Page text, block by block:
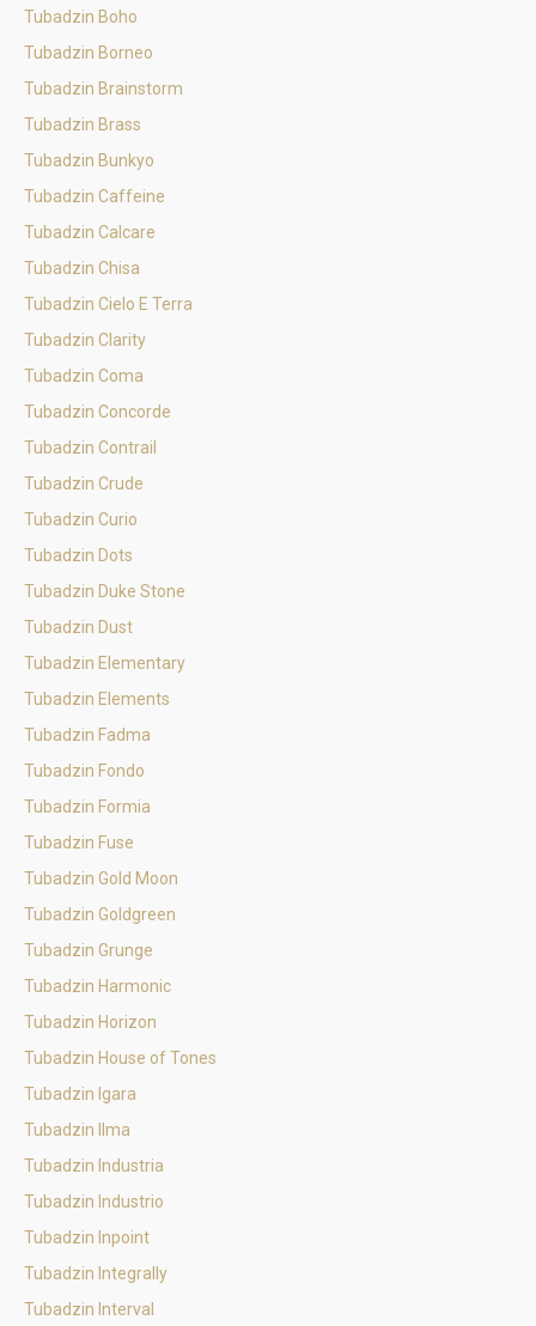
Tubadzin Boho
Tubadzin Borneo
Tubadzin Brainstorm
Tubadzin Brass
Tubadzin Bunkyo
Tubadzin Caffeine
Tubadzin Calcare
Tubadzin Chisa
Tubadzin Cielo E Terra
Tubadzin Clarity
Tubadzin Coma
Tubadzin Concorde
Tubadzin Contrail
Tubadzin Crude
Tubadzin Curio
Tubadzin Dots
Tubadzin Duke Stone
Tubadzin Dust
Tubadzin Elementary
Tubadzin Elements
Tubadzin Fadma
Tubadzin Fondo
Tubadzin Formia
Tubadzin Fuse
Tubadzin Gold Moon
Tubadzin Goldgreen
Tubadzin Grunge
Tubadzin Harmonic
Tubadzin Horizon
Tubadzin House of Tones
Tubadzin Igara
Tubadzin Ilma
Tubadzin Industria
Tubadzin Industrio
Tubadzin Inpoint
Tubadzin Integrally
Tubadzin Interval